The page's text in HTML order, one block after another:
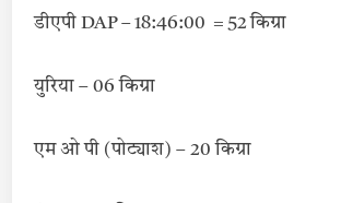
डीएपी DAP – 18:46:00 = 52 किग्रा
युरिया – 06 किग्रा
एम ओ पी (पोट्याश) – 20 किग्रा